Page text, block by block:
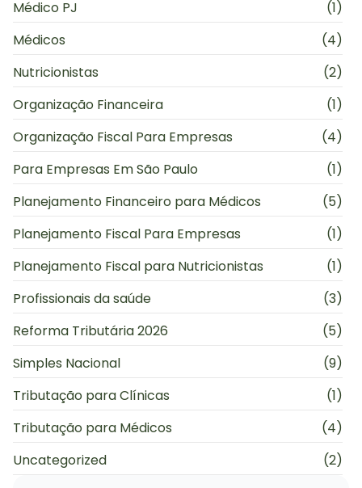
Médico PJ
(1)
Médicos
(4)
Nutricionistas
(2)
Organização Financeira
(1)
Organização Fiscal Para Empresas
(4)
Para Empresas Em São Paulo
(1)
Planejamento Financeiro para Médicos
(5)
Planejamento Fiscal Para Empresas
(1)
Planejamento Fiscal para Nutricionistas
(1)
Profissionais da saúde
(3)
Reforma Tributária 2026
(5)
Simples Nacional
(9)
Tributação para Clínicas
(1)
Tributação para Médicos
(4)
Uncategorized
(2)